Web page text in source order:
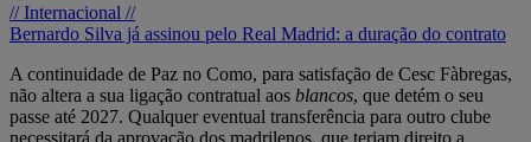
// Internacional //
Bernardo Silva já assinou pelo Real Madrid: a duração do contrato
A continuidade de Paz no Como, para satisfação de Cesc Fàbregas,
não altera a sua ligação contratual aos blancos, que detém o seu
passe até 2027. Qualquer eventual transferência para outro clube
necessitará da aprovação dos madrilenos, que teriam direito a